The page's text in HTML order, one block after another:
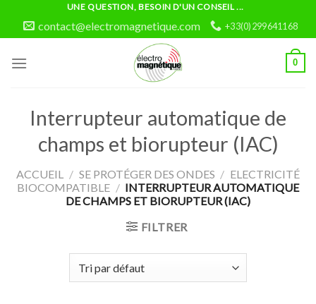
UNE QUESTION, BESOIN D'UN CONSEIL ...
contact@electromagnetique.com +33(0)299641168
0
Interrupteur automatique de
champs et biorupteur (IAC)
ACCUEIL / SE PROTÉGER DES ONDES / ELECTRICITÉ
BIOCOMPATIBLE / INTERRUPTEUR AUTOMATIQUE
DE CHAMPS ET BIORUPTEUR (IAC)
FILTRER